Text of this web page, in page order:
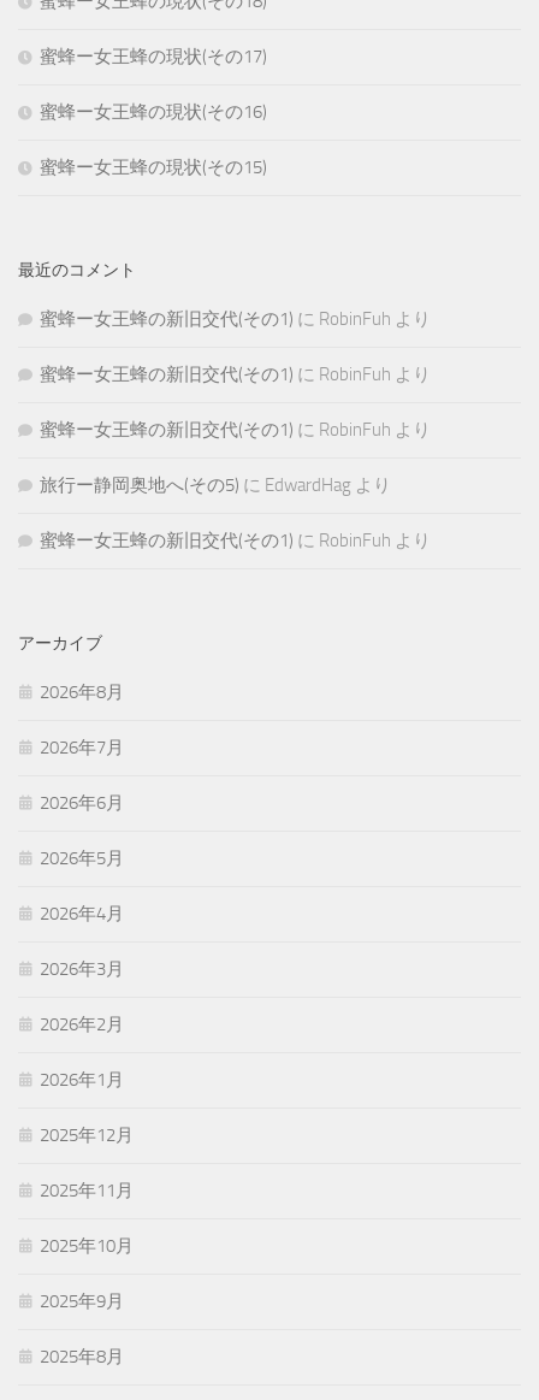
蜜蜂ー女王蜂の現状(その17)
蜜蜂ー女王蜂の現状(その16)
蜜蜂ー女王蜂の現状(その15)
最近のコメント
蜜蜂ー女王蜂の新旧交代(その1) に RobinFuh より
蜜蜂ー女王蜂の新旧交代(その1) に RobinFuh より
蜜蜂ー女王蜂の新旧交代(その1) に RobinFuh より
旅行ー静岡奥地へ(その5) に EdwardHag より
蜜蜂ー女王蜂の新旧交代(その1) に RobinFuh より
アーカイブ
2026年8月
2026年7月
2026年6月
2026年5月
2026年4月
2026年3月
2026年2月
2026年1月
2025年12月
2025年11月
2025年10月
2025年9月
2025年8月